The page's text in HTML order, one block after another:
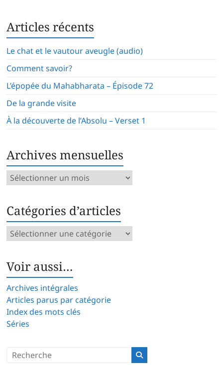
Articles récents
Le chat et le vautour aveugle (audio)
Comment savoir?
L’épopée du Mahabharata – Épisode 72
De la grande visite
À la découverte de l’Absolu – Verset 1
Archives mensuelles
Archives
Catégories d’articles
Catégories
Voir aussi…
Archives intégrales
Articles parus par catégorie
Index des mots clés
Séries